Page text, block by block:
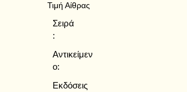
Τιμή Αίθρας
Σειρά
:
Αντικείμεν
ο:
Εκδόσεις